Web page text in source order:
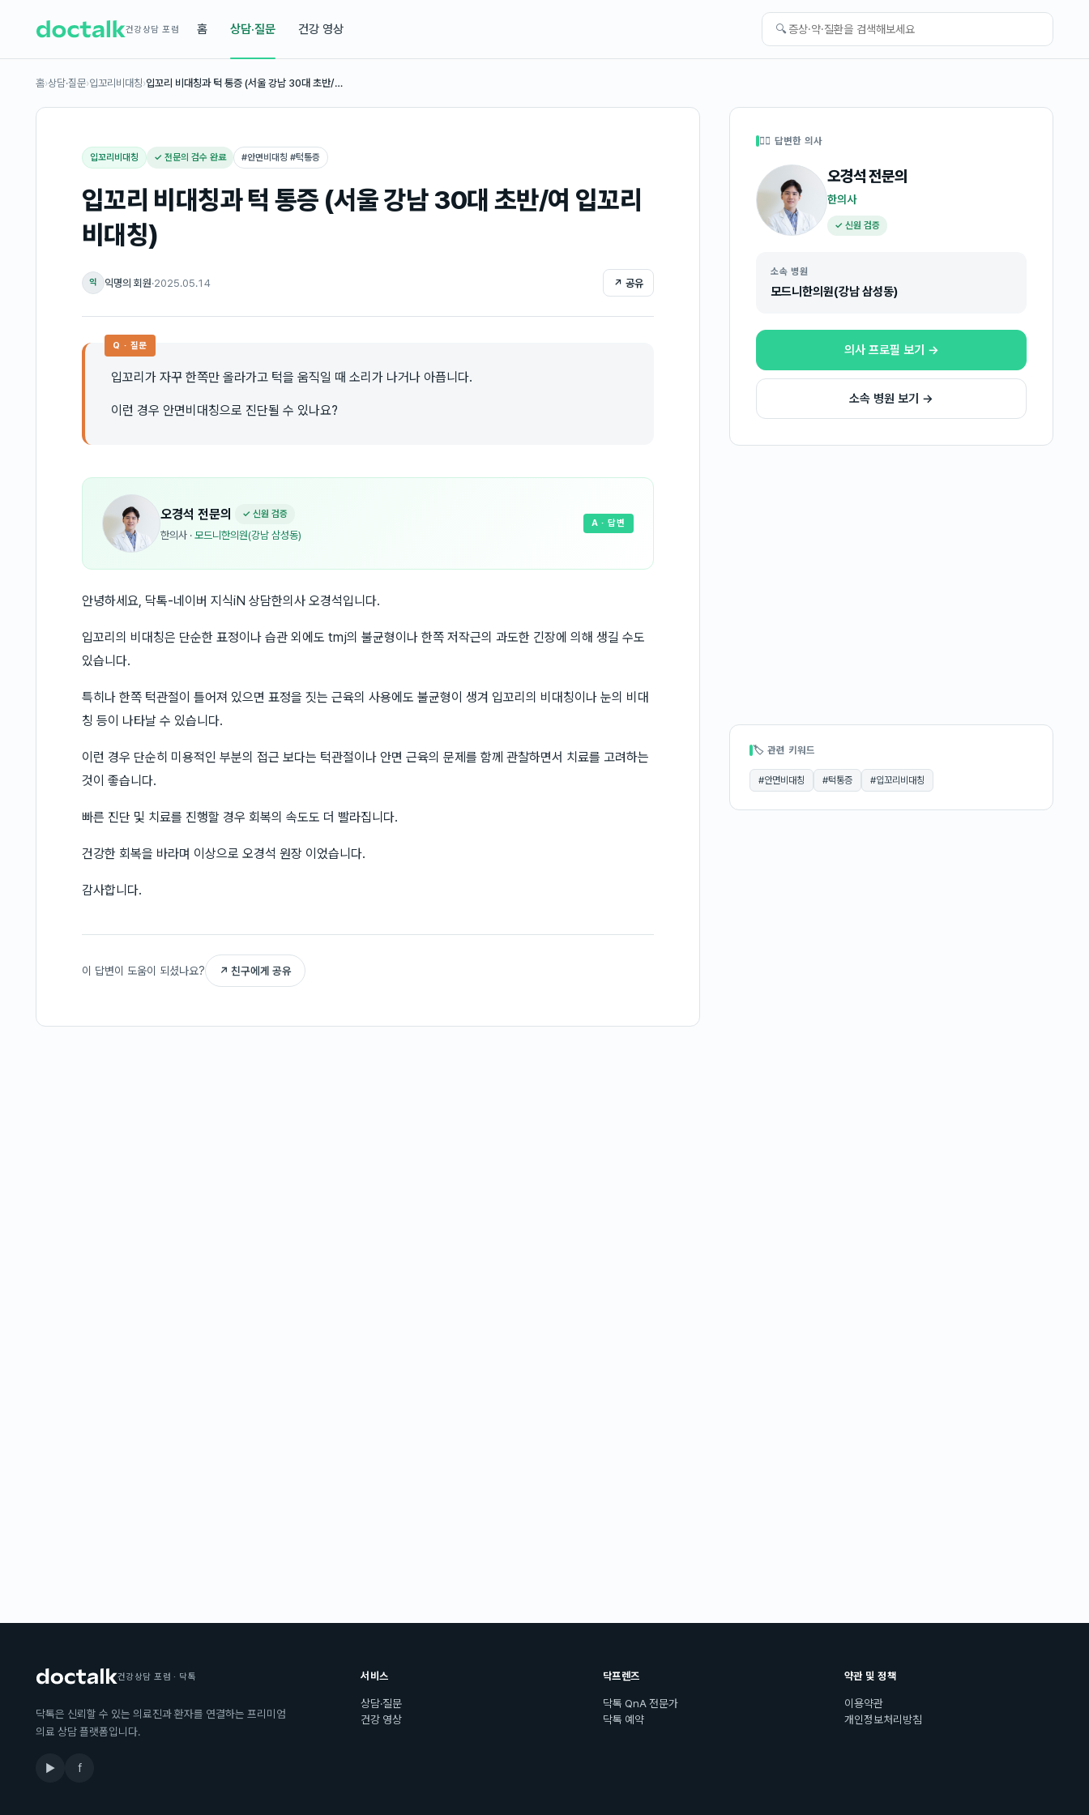
건강상담 포럼 홈 상담·질문 건강 영상 🔍
홈›상담·질문›입꼬리비대칭›입꼬리 비대칭과 턱 통증 (서울 강남 30대 초반/…
입꼬리비대칭 ✓ 전문의 검수 완료 #안면비대칭 #턱통증
입꼬리 비대칭과 턱 통증 (서울 강남 30대 초반/여 입꼬리
비대칭)
익 익명의 회원·2025.05.14 ↗ 공유
Q · 질문
입꼬리가 자꾸 한쪽만 올라가고 턱을 움직일 때 소리가 나거나 아픕니다.
이런 경우 안면비대칭으로 진단될 수 있나요?
오경석 전문의 ✓ 신원 검증
한의사 · 모드니한의원(강남 삼성동)
A · 답변
안녕하세요, 닥톡-네이버 지식iN 상담한의사 오경석입니다.
입꼬리의 비대칭은 단순한 표정이나 습관 외에도 tmj의 불균형이나 한쪽 저작근의 과도한 긴장에 의해 생길 수도
있습니다.
특히나 한쪽 턱관절이 틀어져 있으면 표정을 짓는 근육의 사용에도 불균형이 생겨 입꼬리의 비대칭이나 눈의 비대
칭 등이 나타날 수 있습니다.
이런 경우 단순히 미용적인 부분의 접근 보다는 턱관절이나 안면 근육의 문제를 함께 관찰하면서 치료를 고려하는
것이 좋습니다.
빠른 진단 및 치료를 진행할 경우 회복의 속도도 더 빨라집니다.
건강한 회복을 바라며 이상으로 오경석 원장 이었습니다.
감사합니다.
이 답변이 도움이 되셨나요? ↗ 친구에게 공유
👩‍⚕️ 답변한 의사
오경석전문의
한의사
✓ 신원 검증
소속 병원
모드니한의원(강남 삼성동)
의사 프로필 보기 →
소속 병원 보기 →
🏷 관련 키워드
#안면비대칭 #턱통증 #입꼬리비대칭
건강상담 포럼 · 닥톡
닥톡은 신뢰할 수 있는 의료진과 환자를 연결하는 프리미엄
의료 상담 플랫폼입니다.
▶ f
서비스
상담·질문
건강 영상
닥프렌즈
닥톡 QnA 전문가
닥톡 예약
약관 및 정책
이용약관
개인정보처리방침